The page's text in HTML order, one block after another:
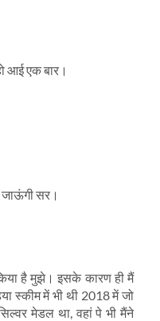
आई एक बार।
सर।
है मुझे। इसके कारण ही मैं
स्कीम में भी थी 2018 में जो
मेडल था, वहां पे भी मैंने